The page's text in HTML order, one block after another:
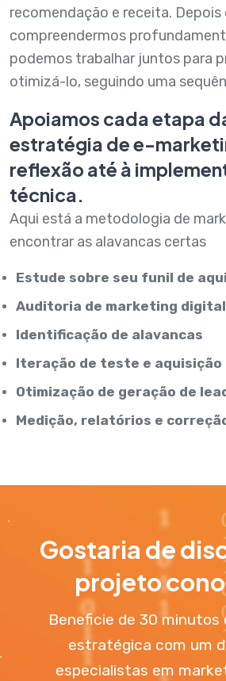
recomendação e receita. Depois
compreendermos
podemos trabalhar juntos para
otimizá-lo, seguindo uma
Apoiamos cada etapa
estratégia de e-
reflexão até à
técnica.
Aqui está a metodologia de
encontrar as alavancas certas
Estude sobre seu funil de
Auditoria de marketing digital
Identificação de alavancas
Iteração de teste e aquisição
Otimização de geração de
Medição, relatórios e
Gostaria de
projeto
Beneficie de 30 minutos
estratégica com um
especialistas em